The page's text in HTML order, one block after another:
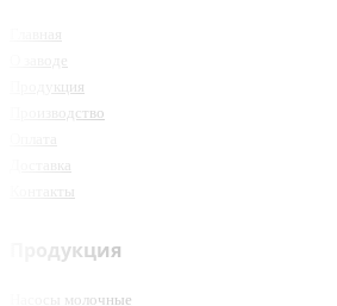
Главная
О заводе
Продукция
Производство
Доставка
Контакты
Продукция
Насосы молочные